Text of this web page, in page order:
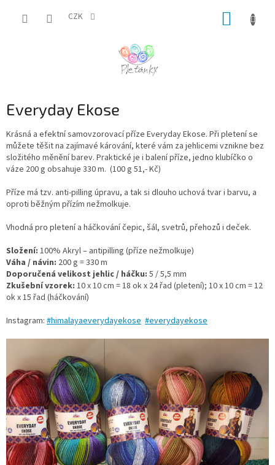
CZK
Everyday Ekose
Krásná a efektní samovzorovací příze Everyday Ekose. Při pletení se
můžete těšit na zajímavé kárování, které vám za jehlicemi vznikne bez
složitého měnění barev. Praktické je i balení příze, jedno klubíčko o
váze 200 g obsahuje 330 m. (100 g 51,- Kč)
Příze má tzv. anti-pilling úpravu, a tak si dlouho uchová tvar i barvu, a
oproti běžným přízím nežmolkuje.
Vhodná pro pletení a háčkování čepic, šál, svetrů, přehozů i deček.
Složení: 100% Akryl – antipilling (příze nežmolkuje)
Váha / návin: 200 g = 330 m
Doporučená velikost jehlic / háčku: 5 / 5,5 mm
Zkušební vzorek: 10 x 10 cm = 18 ok x 24 řad (pletení); 10 x 10 cm = 12
ok x 15 řad (háčkování)
Instagram: #himalayaeverydayekose #everydayekose